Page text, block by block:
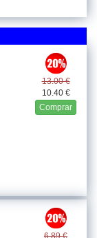
13.00 €
10.40 €
Comprar
6.89 €